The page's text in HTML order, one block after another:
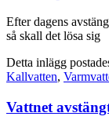
Efter dagens
så skall det lösa sig
Detta inlägg
Kallvatten,
Vattnet